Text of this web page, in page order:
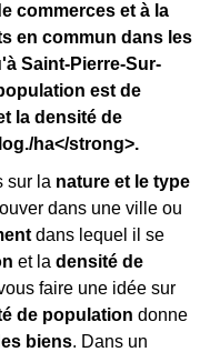
commerces et à la
en commun dans les
Saint-Pierre-Sur-
est de
la densité de
ha</strong>.
sur la nature et le type
dans une ville ou
dans lequel il se
et la densité de
faire une idée sur
de population donne
biens. Dans un